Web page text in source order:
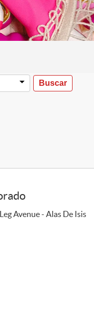
Avenue - Alas De Isis